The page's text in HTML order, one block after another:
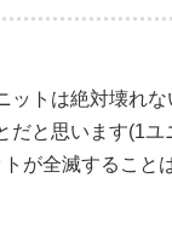
トは絶対壊れ
と思います(1
が全滅すること